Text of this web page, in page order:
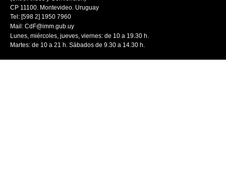
CP 11100. Montevideo. Uruguay
Tel: [598 2] 1950 7960
Mail: CdF@imm.gub.uy
Lunes, miércoles, jueves, viernes: de 10 a 19.30 h.
Martes: de 10 a 21 h. Sábados de 9.30 a 14.30 h.